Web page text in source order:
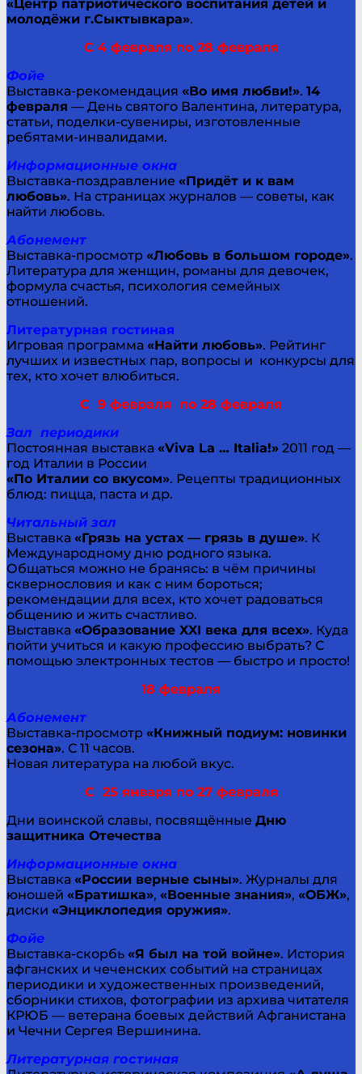
«Центр патриотического воспитания детей и
молодёжи г.Сыктывкара».
С 4 февраля по 28 февраля
Фойе
Выставка-рекомендация «Во имя любви!». 14
февраля — День святого Валентина, литература,
статьи, поделки-сувениры, изготовленные
ребятами-инвалидами.
Информационные окна
Выставка-поздравление «Придёт и к вам
любовь». На страницах журналов — советы, как
найти любовь.
Абонемент
Выставка-просмотр «Любовь в большом городе».
Литература для женщин, романы для девочек,
формула счастья, психология семейных
отношений.
Литературная гостиная
Игровая программа «Найти любовь». Рейтинг
лучших и известных пар, вопросы и конкурсы для
тех, кто хочет влюбиться.
С 9 февраля по 28 февраля
Зал периодики
Постоянная выставка «Viva La … Italia!» 2011 год —
год Италии в России
«По Италии со вкусом». Рецепты традиционных
блюд: пицца, паста и др.
Читальный зал
Выставка «Грязь на устах — грязь в душе». К
Международному дню родного языка.
Общаться можно не бранясь: в чём причины
сквернословия и как с ним бороться;
рекомендации для всех, кто хочет радоваться
общению и жить счастливо.
Выставка «Образование XXI века для всех». Куда
пойти учиться и какую профессию выбрать? С
помощью электронных тестов — быстро и просто!
18 февраля
Абонемент
Выставка-просмотр «Книжный подиум: новинки
сезона». С 11 часов.
Новая литература на любой вкус.
С 25 января по 27 февраля
Дни воинской славы, посвящённые Дню
защитника Отечества
Информационные окна
Выставка «России верные сыны». Журналы для
юношей «Братишка», «Военные знания», «ОБЖ»,
диски «Энциклопедия оружия».
Фойе
Выставка-скорбь «Я был на той войне». История
афганских и чеченских событий на страницах
периодики и художественных произведений,
сборники стихов, фотографии из архива читателя
КРЮБ — ветерана боевых действий Афганистана
и Чечни Сергея Вершинина.
Литературная гостиная